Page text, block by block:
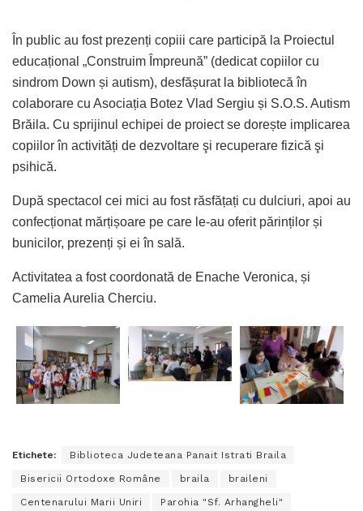
În public au fost prezenți copiii care participă la Proiectul
educațional „Construim Împreună” (dedicat copiilor cu
sindrom Down și autism), desfășurat la bibliotecă în
colaborare cu Asociația Botez Vlad Sergiu și S.O.S. Autism
Brăila. Cu sprijinul echipei de proiect se dorește implicarea
copiilor în activități de dezvoltare şi recuperare fizică şi
psihică.
După spectacol cei mici au fost răsfățați cu dulciuri, apoi au
confecționat mărțișoare pe care le-au oferit părinților și
bunicilor, prezenți și ei în sală.
Activitatea a fost coordonată de Enache Veronica, și
Camelia Aurelia Cherciu.
Etichete: Biblioteca Judeteana Panait Istrati Braila
Bisericii Ortodoxe Române braila braileni
Centenarului Marii Uniri Parohia "Sf. Arhangheli"